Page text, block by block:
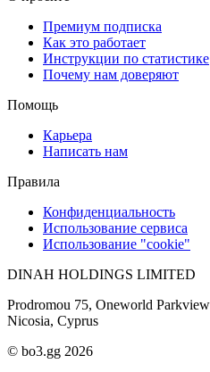
Премиум подписка
Как это работает
Инструкции по статистике
Почему нам доверяют
Помощь
Карьера
Написать нам
Правила
Конфиденциальность
Использование сервиса
Использование "cookie"
DINAH HOLDINGS LIMITED
Prodromou 75, Oneworld
Nicosia, Cyprus
© bo3.gg 2026